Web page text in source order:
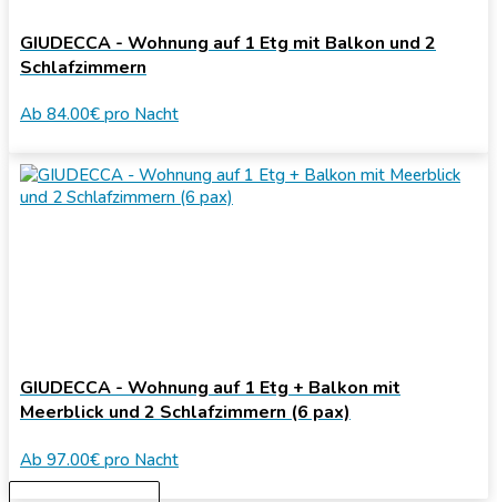
GIUDECCA - Wohnung auf 1 Etg mit Balkon und 2
Schlafzimmern
Ab 84.00€ pro Nacht
GIUDECCA - Wohnung auf 1 Etg + Balkon mit
Meerblick und 2 Schlafzimmern (6 pax)
Ab 97.00€ pro Nacht